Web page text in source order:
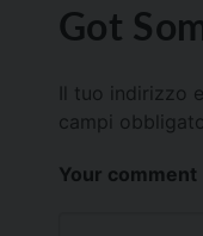
Got
Il tuo indirizzo
campi
Your comment